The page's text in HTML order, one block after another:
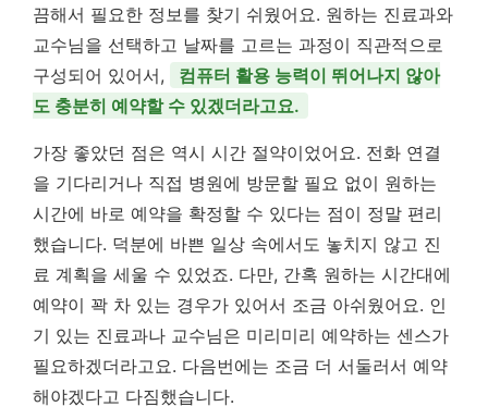
끔해서 필요한 정보를 찾기 쉬웠어요. 원하는 진료과와
교수님을 선택하고 날짜를 고르는 과정이 직관적으로
구성되어 있어서,
컴퓨터 활용 능력이 뛰어나지 않아
도 충분히 예약할 수 있겠더라고요.
가장 좋았던 점은 역시 시간 절약이었어요. 전화 연결
을 기다리거나 직접 병원에 방문할 필요 없이 원하는
시간에 바로 예약을 확정할 수 있다는 점이 정말 편리
했습니다. 덕분에 바쁜 일상 속에서도 놓치지 않고 진
료 계획을 세울 수 있었죠. 다만, 간혹 원하는 시간대에
예약이 꽉 차 있는 경우가 있어서 조금 아쉬웠어요. 인
기 있는 진료과나 교수님은 미리미리 예약하는 센스가
필요하겠더라고요. 다음번에는 조금 더 서둘러서 예약
해야겠다고 다짐했습니다.